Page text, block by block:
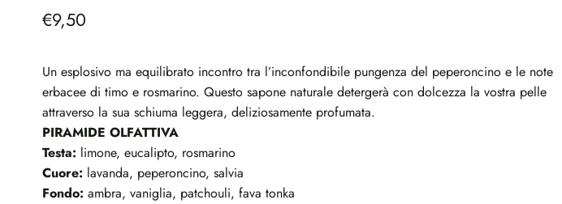
€9,50
Un esplosivo ma equilibrato incontro tra l’inconfondibile pungenza del peperoncino e le note
erbacee di timo e rosmarino. Questo sapone naturale detergerà con dolcezza la vostra pelle
attraverso la sua schiuma leggera, deliziosamente profumata.
PIRAMIDE OLFATTIVA
Testa: limone, eucalipto, rosmarino
Cuore: lavanda, peperoncino, salvia
Fondo: ambra, vaniglia, patchouli, fava tonka